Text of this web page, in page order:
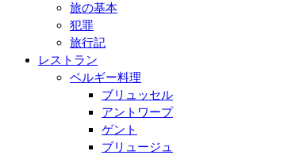
旅の基本
犯罪
旅行記
レストラン
ベルギー料理
ブリュッセル
アントワープ
ゲント
ブリュージュ